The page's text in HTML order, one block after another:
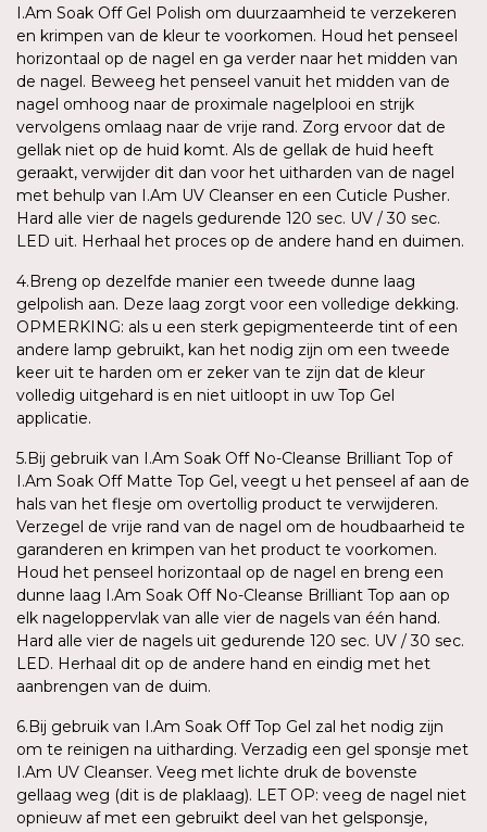
I.Am Soak Off Gel Polish om duurzaamheid te verzekeren
en krimpen van de kleur te voorkomen. Houd het penseel
horizontaal op de nagel en ga verder naar het midden van
de nagel. Beweeg het penseel vanuit het midden van de
nagel omhoog naar de proximale nagelplooi en strijk
vervolgens omlaag naar de vrije rand. Zorg ervoor dat de
gellak niet op de huid komt. Als de gellak de huid heeft
geraakt, verwijder dit dan voor het uitharden van de nagel
met behulp van I.Am UV Cleanser en een Cuticle Pusher.
Hard alle vier de nagels gedurende 120 sec. UV / 30 sec.
LED uit. Herhaal het proces op de andere hand en duimen.
4.Breng op dezelfde manier een tweede dunne laag
gelpolish aan. Deze laag zorgt voor een volledige dekking.
OPMERKING: als u een sterk gepigmenteerde tint of een
andere lamp gebruikt, kan het nodig zijn om een tweede
keer uit te harden om er zeker van te zijn dat de kleur
volledig uitgehard is en niet uitloopt in uw Top Gel
applicatie.
5.Bij gebruik van I.Am Soak Off No-Cleanse Brilliant Top of
I.Am Soak Off Matte Top Gel, veegt u het penseel af aan de
hals van het flesje om overtollig product te verwijderen.
Verzegel de vrije rand van de nagel om de houdbaarheid te
garanderen en krimpen van het product te voorkomen.
Houd het penseel horizontaal op de nagel en breng een
dunne laag I.Am Soak Off No-Cleanse Brilliant Top aan op
elk nageloppervlak van alle vier de nagels van één hand.
Hard alle vier de nagels uit gedurende 120 sec. UV / 30 sec.
LED. Herhaal dit op de andere hand en eindig met het
aanbrengen van de duim.
6.Bij gebruik van I.Am Soak Off Top Gel zal het nodig zijn
om te reinigen na uitharding. Verzadig een gel sponsje met
I.Am UV Cleanser. Veeg met lichte druk de bovenste
gellaag weg (dit is de plaklaag). LET OP: veeg de nagel niet
opnieuw af met een gebruikt deel van het gelsponsje,